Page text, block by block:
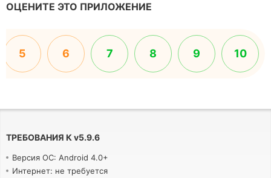
ОЦЕНИТЕ ЭТО ПРИЛОЖЕНИЕ
5 6 7 8 9 10
ТРЕБОВАНИЯ К v5.9.6
Версия ОС: Android 4.0+
Интернет: не требуется